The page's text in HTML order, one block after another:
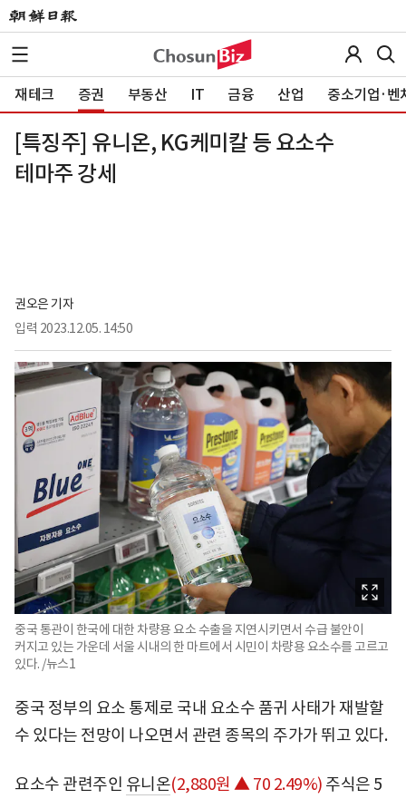
재테크 증권 부동산 IT 금융 산업 중소기업·벤
[특징주] 유니온, KG케미칼 등 요소수
테마주 강세
권오은 기자
입력 2023.12.05. 14:50
중국 통관이 한국에 대한 차량용 요소 수출을 지연시키면서 수급 불안이
커지고 있는 가운데 서울 시내의 한 마트에서 시민이 차량용 요소수를 고르고
있다. /뉴스1
중국 정부의 요소 통제로 국내 요소수 품귀 사태가 재발할
수 있다는 전망이 나오면서 관련 종목의 주가가 뛰고 있다.
요소수 관련주인 유니온(2,880원 ▲ 70 2.49%) 주식은 5